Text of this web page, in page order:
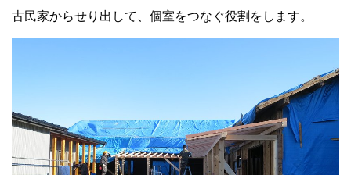
古民家からせり出して、個室をつなぐ役割をします。